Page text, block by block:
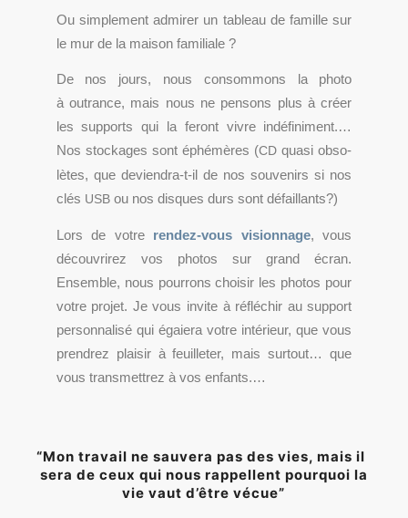
Ou sim­ple­ment admi­rer un tableau de famille sur
le mur de la mai­son familiale ?
De nos jours, nous consom­mons la pho­to
à outrance, mais nous ne pen­sons plus à créer
les sup­ports qui la feront vivre indé­fi­ni­ment.…
Nos sto­ckages sont éphé­mères (CD qua­si obso­
lètes, que deviendra-t-il de nos sou­ve­nirs si nos
clés USBou nos disques durs sont défaillants?)
Lors de votre rendez-vous vision­nage, vous
décou­vri­rez vos pho­tos sur grand écran.
Ensemble, nous pour­rons choi­sir les pho­tos pour
votre pro­jet. Je vous invite à réflé­chir au sup­port
per­son­na­li­sé qui égaie­ra votre inté­rieur, que vous
pren­drez plai­sir à feuille­ter, mais sur­tout… que
vous trans­met­trez à vos enfants.…
“Mon tra­vail ne sau­ve­ra pas des vies, mais il
sera de ceux qui nous rap­pellent pour­quoi la
vie vaut d’être vécue”